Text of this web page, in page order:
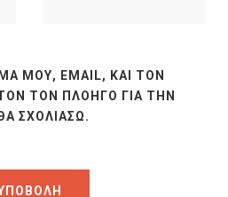
ΜΟΥ, EMAIL, ΚΑΙ ΤΟΝ
ΤΟΝ ΠΛΟΗΓΌ ΓΙΑ ΤΗΝ
ΣΧΟΛΙΆΣΩ.